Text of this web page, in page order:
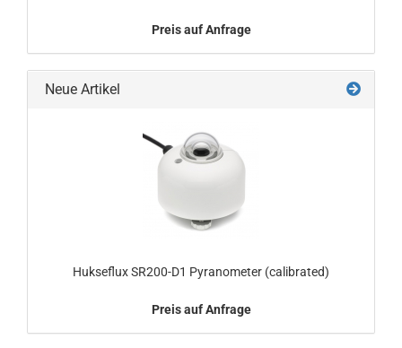
Preis auf Anfrage
Neue Artikel
Hukseflux SR200-D1 Pyranometer (calibrated)
Preis auf Anfrage